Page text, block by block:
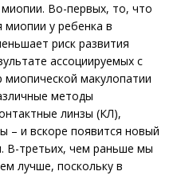
Во-первых, то, что
миопии у ребенка в
риск развития
ассоциируемых с
макулопатии
методы
линзы (КЛ),
– и вскоре появится новый
В-третьих, чем раньше мы
лучше, поскольку в